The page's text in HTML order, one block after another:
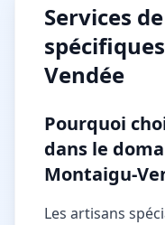
Services de
Vendée
Pourquoi
dans le
Montaigu-
Les artisans